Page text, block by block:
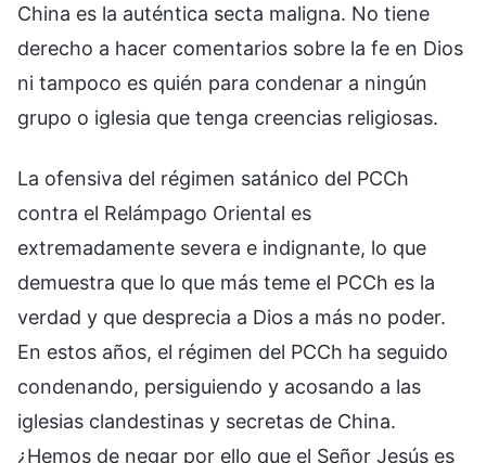
China es la auténtica secta maligna. No tiene
derecho a hacer comentarios sobre la fe en Dios
ni tampoco es quién para condenar a ningún
grupo o iglesia que tenga creencias religiosas.
La ofensiva del régimen satánico del PCCh
contra el Relámpago Oriental es
extremadamente severa e indignante, lo que
demuestra que lo que más teme el PCCh es la
verdad y que desprecia a Dios a más no poder.
En estos años, el régimen del PCCh ha seguido
condenando, persiguiendo y acosando a las
iglesias clandestinas y secretas de China.
¿Hemos de negar por ello que el Señor Jesús es